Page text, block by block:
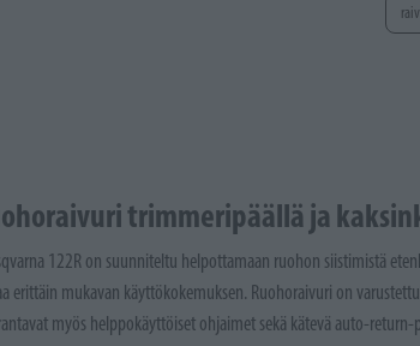
trimmeripäällä ja
122R on suunniteltu helpottamaan ruohon siistimistä
erittäin mukavan käyttökokemuksen. Ruohoraivuri on
myös helppokäyttöiset ohjaimet sekä kätevä auto-